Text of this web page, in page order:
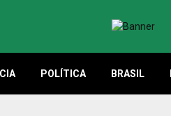
POLÍTICA BRASIL